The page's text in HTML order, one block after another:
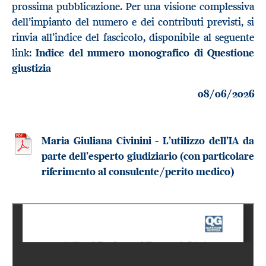
prossima pubblicazione. Per una visione complessiva
dell’impianto del numero e dei contributi previsti, si
rinvia all’indice del fascicolo, disponibile al seguente
link:Indice del numero monografico di Questione
giustizia
08/06/2026
Maria Giuliana Civinini - L’utilizzo dell’IA da
parte dell’esperto giudiziario (con particolare
riferimento al consulente/perito medico)